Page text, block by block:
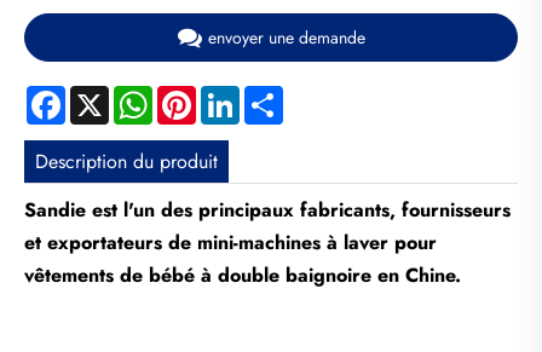
envoyer une demande
Facebook
X WhatsApp
PinterestLinkedIn
Description du produit
Sandie est l'un des principaux fabricants, fournisseurs
et exportateurs de mini-machines à laver pour
vêtements de bébé à double baignoire en Chine.